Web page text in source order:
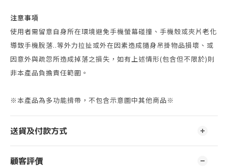
注意事項
使用者需留意自身所在環境避免手機螢幕碰撞、手機殼或夾片老化
導致手機脫落..等外力拉扯或外在因素造成隨身吊掛物品損壞、或
因意外與疏忽所造成掉落之損失，如有上述情形(包含但不限於)則
非本產品負擔責任範圍。
※本產品為多功能揹帶，不包含示意圖中其他商品※
送貨及付款方式
顧客評價